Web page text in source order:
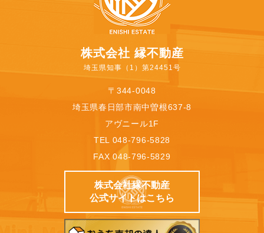
株式会社 縁不動産
埼玉県知事（1）第24451号
〒344-0048
埼玉県春日部市南中曽根637-8
アヴニール1F
TEL 048-796-5828
FAX 048-796-5829
株式会社縁不動産
公式サイトはこちら